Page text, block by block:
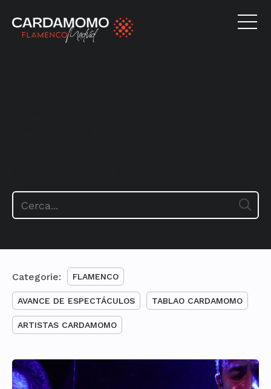
Categorie: FLAMENCO
AVANCE DE ESPECTÁCULOS TABLAO CARDAMOMO
ARTISTAS CARDAMOMO